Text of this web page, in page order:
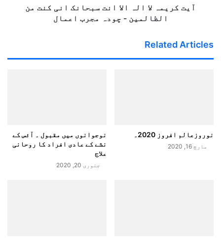
مجرب
اعمال
آیت کریمہ لا الہ الا انت سبحانک انی کنت من
الظالمین - چودہ مجرب اعمال
Related Articles
نوروزعالم افروز 2020۔
مارچ 16, 2020
نوجوانوں میں مقبول ۔ آئس کے
نشے کے عادی افراد کا روحانی
علاج
جنوری 20, 2020